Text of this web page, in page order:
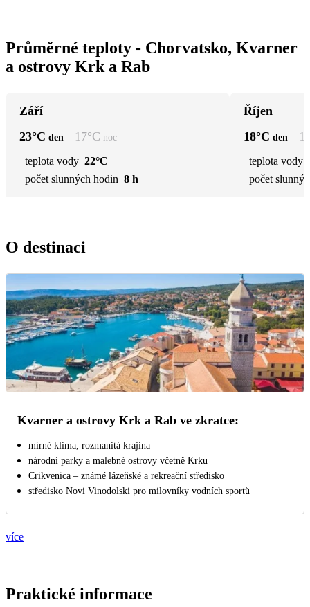
Průměrné teploty - Chorvatsko, Kvarner
a ostrovy Krk a Rab
Září
23°C den 17°C noc
teplota vody 22°C
počet slunných hodin 8 h
Říjen
18°C den
teplota vody
počet
O destinaci
Kvarner a ostrovy Krk a Rab ve zkratce:
mírné klima, rozmanitá krajina
národní parky a malebné ostrovy včetně Krku
Crikvenica – známé lázeňské a rekreační středisko
středisko Novi Vinodolski pro milovníky vodních sportů
více
Praktické informace